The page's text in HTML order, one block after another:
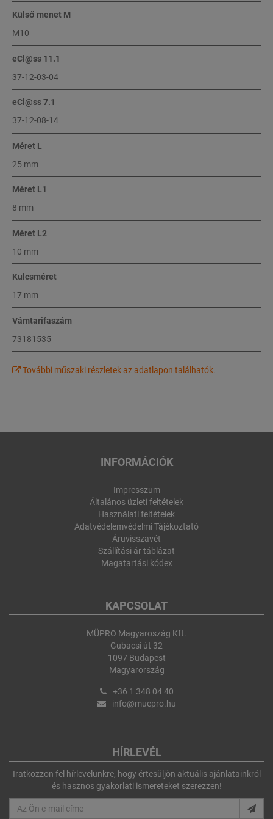
Külső menet M
M10
eCl@ss 11.1
37-12-03-04
eCl@ss 7.1
37-12-08-14
Méret L
25 mm
Méret L1
8 mm
Méret L2
10 mm
Kulcsméret
17 mm
Vámtarifaszám
73181535
További műszaki részletek az adatlapon találhatók.
INFORMÁCIÓK
Impresszum
Általános üzleti feltételek
Használati feltételek
Adatvédelemvédelmi Tájékoztató
Áruvisszavét
Szállítási ár táblázat
Magatartási kódex
KAPCSOLAT
MÜPRO Magyaroszág Kft.
Gubacsi út 32
1097 Budapest
Magyarország
+36 1 348 04 40
info@muepro.hu
HÍRLEVÉL
Iratkozzon fel hírlevelünkre, hogy értesüljön aktuális ajánlatainkról
és hasznos gyakorlati ismereteket szerezzen!